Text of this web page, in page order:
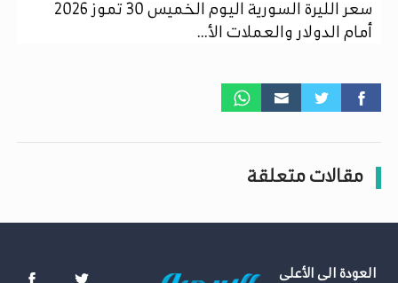
سعر الليرة السورية اليوم الخميس 30 تموز 2026
أمام الدولار والعملات الأ...
مقالات متعلقة
العودة الى الأعلى